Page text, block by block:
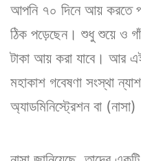
আপনি ৭০ দিনে আয় করতে
ঠিক পড়েছেন। শুধু শুয়ে ও
টাকা আয় করা যাবে। আর
মহাকাশ গবেষণা সংস্থা
অ্যাডমিনিস্ট্রেশন বা